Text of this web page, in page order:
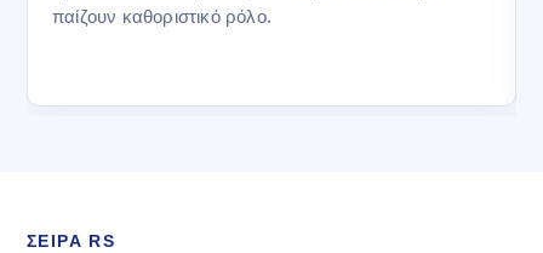
παίζουν καθοριστικό ρόλο.
ΣΕΙΡΑ RS